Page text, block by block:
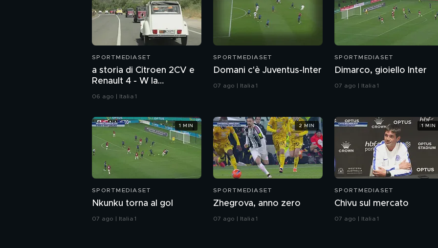
SPORTMEDIASET
a storia di Citroen 2CV e
Renault 4 - W la
rivoluzione
06 ago | Italia 1
SPORTMEDIASET
Domani c'è Juventus-Inter
07 ago | Italia 1
SPORTMEDIASET
Dimarco, gioiello Inter
07 ago | Italia 1
SPORTMEDIASET
Nkunku torna al gol
07 ago | Italia 1
1 MIN
SPORTMEDIASET
Zhegrova, anno zero
07 ago | Italia 1
2 MIN
SPORTMEDIASET
Chivu sul mercato
07 ago | Italia 1
1 MIN